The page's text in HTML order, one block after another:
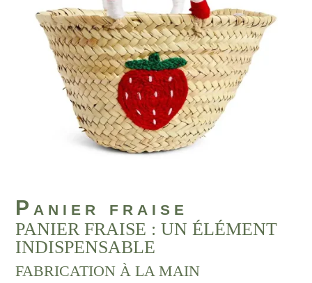
Panier fraise
PANIER FRAISE : UN ÉLÉMENT
INDISPENSABLE
FABRICATION À LA MAIN